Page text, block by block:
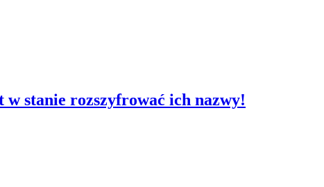
stanie rozszyfrować ich nazwy!